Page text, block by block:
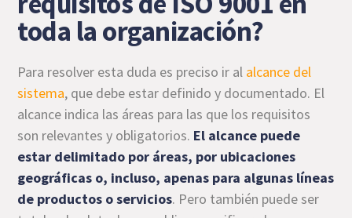
toda la organización?
Para resolver esta duda es preciso ir al alcance del
sistema, que debe estar definido y documentado. El
alcance indica las áreas para las que los requisitos
son relevantes y obligatorios. El alcance puede
estar delimitado por áreas, por ubicaciones
geográficas o, incluso, apenas para algunas líneas
de productos o servicios. Pero también puede ser